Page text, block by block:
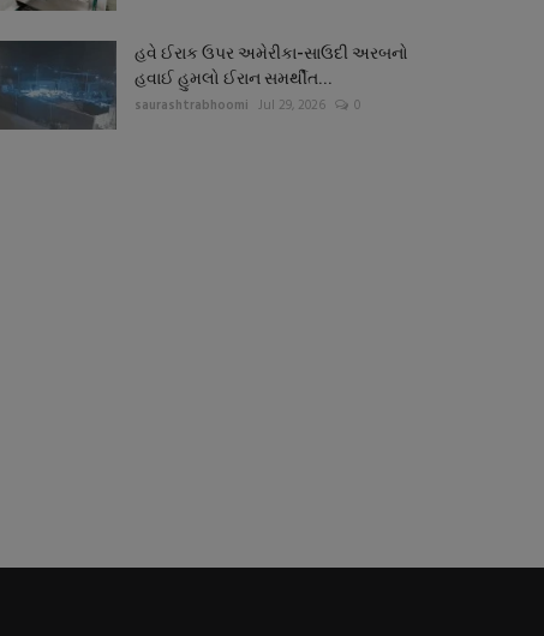
હવે ઈરાક ઉપર અમેરીકા-સાઉદી અરબનો
હવાઈ હુમલો ઈરાન સમર્થીત...
saurashtrabhoomi Jul 29, 2026 0